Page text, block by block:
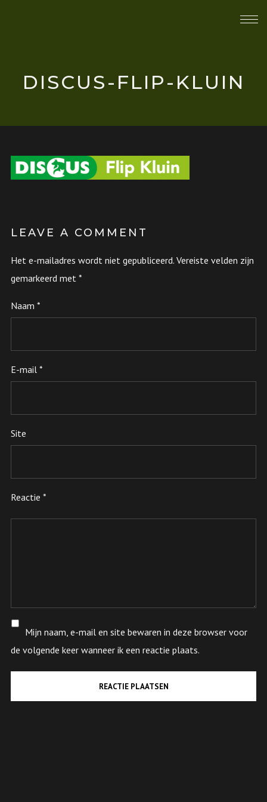
DISCUS-FLIP-KLUIN
LEAVE A COMMENT
Het e-mailadres wordt niet gepubliceerd. Vereiste velden zijn
gemarkeerd met *
Naam *
E-mail *
Site
Reactie *
Mijn naam, e-mail en site bewaren in deze browser voor
de volgende keer wanneer ik een reactie plaats.